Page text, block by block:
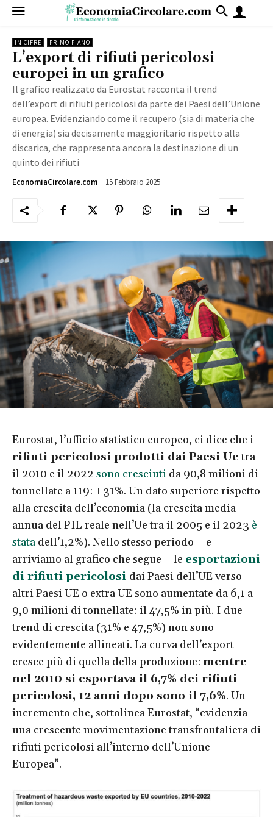
IN CIFRE PRIMO PIANO
L’export di rifiuti pericolosi
europei in un grafico
Il grafico realizzato da Eurostat racconta il trend
dell’export di rifiuti pericolosi da parte dei Paesi dell’Unione
europea. Evidenziando come il recupero (sia di materia che
di energia) sia decisamente maggioritario rispetto alla
discarica, che rappresenta ancora la destinazione di un
quinto dei rifiuti
EconomiaCircolare.com 15 Febbraio 2025
Eurostat, l’ufficio statistico europeo, ci dice che i
rifiuti pericolosi prodotti dai Paesi Uetra
il 2010 e il 2022 sono cresciuti da 90,8 milioni di
tonnellate a 119: +31%. Un dato superiore rispetto
alla crescita dell’economia (la crescita media
annua del PIL reale nell’Ue tra il 2005 e il 2023 è
stata dell’1,2%). Nello stesso periodo – e
arriviamo al grafico che segue – le esportazioni
di rifiuti pericolosi dai Paesi dell’UE verso
altri Paesi UE o extra UE sono aumentate da 6,1 a
9,0 milioni di tonnellate: il 47,5% in più. I due
trend di crescita (31% e 47,5%) non sono
evidentemente allineati. La curva dell’export
cresce più di quella della produzione: mentre
nel 2010 si esportava il 6,7% dei rifiuti
pericolosi, 12 anni dopo sono il 7,6%. Un
incremento che, sottolinea Eurostat, “evidenzia
una crescente movimentazione transfrontaliera di
rifiuti pericolosi all’interno dell’Unione
Europea”.